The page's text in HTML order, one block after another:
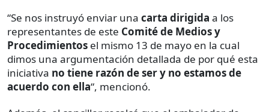
“Se nos instruyó enviar una carta dirigida a los
representantes de este Comité de Medios y
Procedimientos el mismo 13 de mayo en la cual
dimos una argumentación detallada de por qué esta
iniciativa no tiene razón de ser y no estamos de
acuerdo con ella“, mencionó.